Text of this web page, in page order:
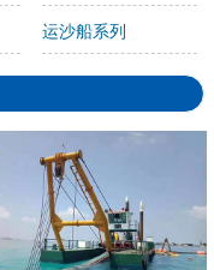
运沙船系列